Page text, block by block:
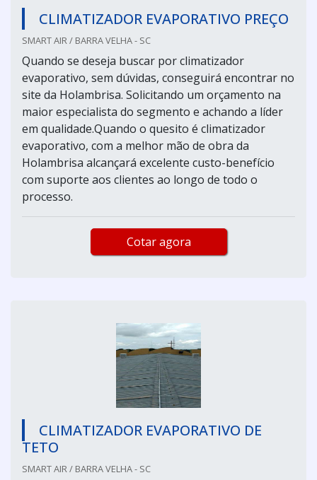
CLIMATIZADOR EVAPORATIVO PREÇO
SMART AIR / BARRA VELHA - SC
Quando se deseja buscar por climatizador
evaporativo, sem dúvidas, conseguirá encontrar no
site da Holambrisa. Solicitando um orçamento na
maior especialista do segmento e achando a líder
em qualidade.Quando o quesito é climatizador
evaporativo, com a melhor mão de obra da
Holambrisa alcançará excelente custo-benefício
com suporte aos clientes ao longo de todo o
processo.
Cotar agora
CLIMATIZADOR EVAPORATIVO DE
TETO
SMART AIR / BARRA VELHA - SC